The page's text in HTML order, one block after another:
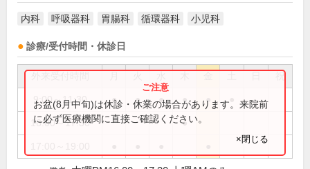
内科 呼吸器科 胃腸科 循環器科 小児科
診療/受付時間・休診日
祝
9:00～11:30 ● ● ● ● ●
16:00～17:30 ●
お盆(8月中旬)は休診・休業の場合があります。来院前
に必ず医療機関に直接ご確認ください。
×閉じる